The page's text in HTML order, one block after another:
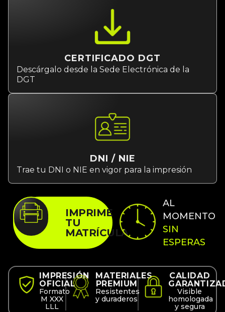
CERTIFICADO DGT
Descárgalo desde la Sede Electrónica de la
DGT
DNI / NIE
Trae tu DNI o NIE en vigor para la impresión
IMPRIME
TU
MATRÍCULA
AL
MOMENTO
SIN
ESPERAS
IMPRESIÓN
OFICIAL
Formato
M XXX
LLL
MATERIALES
PREMIUM
Resistentes
y duraderos
CALIDAD
Visible
homologada
y segura